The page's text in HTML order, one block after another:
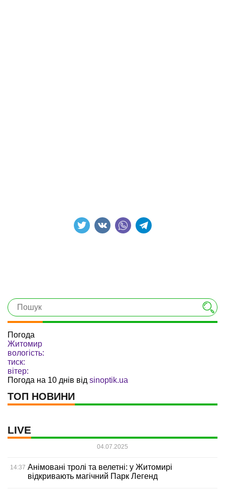
Погода
Житомир
вологість:
тиск:
вітер:
Погода на 10 днів від sinoptik.ua
ТОП НОВИНИ
LIVE
04.07.2025
14:37 Анімовані тролі та велетні: у Житомирі
відкривають магічний Парк Легенд